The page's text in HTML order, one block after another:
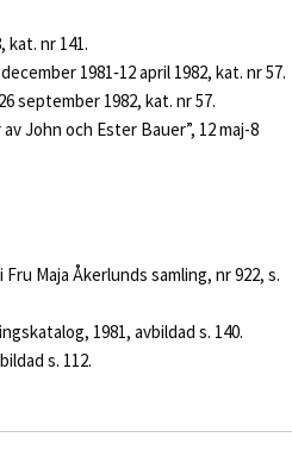
kat. nr 141.
1981‑12 april 1982, kat. nr 57.
september 1982, kat. nr 57.
John och Ester Bauer”, 12 maj-8
Maja Åkerlunds samling, nr 922, s.
1981, avbildad s. 140.
s. 112.